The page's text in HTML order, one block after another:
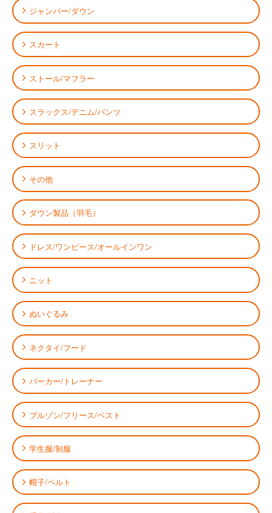
ジャンパー/ダウン
スカート
ストール/マフラー
スラックス/デニム/パンツ
スリット
その他
ダウン製品（羽毛）
ドレス/ワンピース/オールインワン
ニット
ぬいぐるみ
ネクタイ/フード
パーカー/トレーナー
ブルゾン/フリース/ベスト
学生服/制服
帽子/ベルト